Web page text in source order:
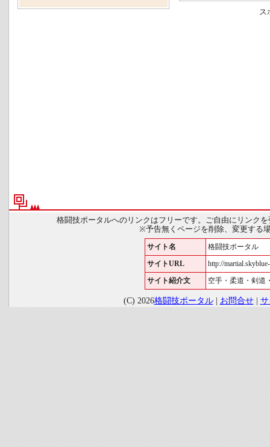
ス
格闘技ポータルへのリンクはフリーです。ご自由にリンク
※予告無くページを削除、変更する
サイト名 格闘技ポータル
サイトURL http://
サイト紹介文 空手・柔道・剣道
(C) 2026格闘技ポータル| お問合せ|